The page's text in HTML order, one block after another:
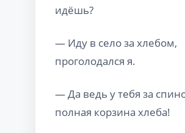
идёшь?
— Иду в село за хлебом,
проголодался я.
— Да ведь у тебя за
полная корзина хлеба!